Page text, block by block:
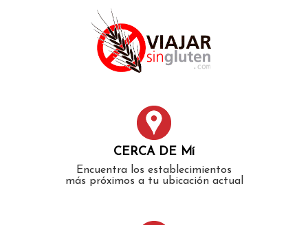
CERCA DE Mí
Encuentra los establecimientos
más próximos a tu ubicación actual
authorized to show the cookie declaration for domain group
ID 546ddaab-b478-4440-aa8a-3b0205284212. Please add it to
the domain group in the Cookiebot Manager to authorize